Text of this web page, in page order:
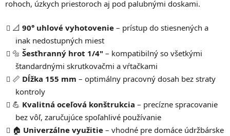
rohoch, úzkych priestoroch aj pod palubnými doskami.
📐 90° uhlové vyhotovenie – prístup do stiesnených a
inak nedostupných miest
🔩 Šesťhranný hrot 1/4" – kompatibilný so všetkými
štandardnými skrutkovačmi a vŕtačkami
📏 Dĺžka 155 mm – optimálny pracovný dosah bez straty
kontroly
💪 Kvalitná oceľová konštrukcia – precízne spracovanie
bez vôľ, zaručujúce spoľahlivé používanie
🏠 Univerzálne využitie – vhodné pre domáce údržbárske